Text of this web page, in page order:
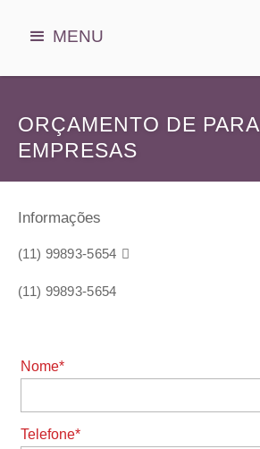
MENU
ORÇAMENTO DE PARA
EMPRESAS
Informações
(11) 99893-5654 
(11) 99893-5654
Nome*
Telefone*